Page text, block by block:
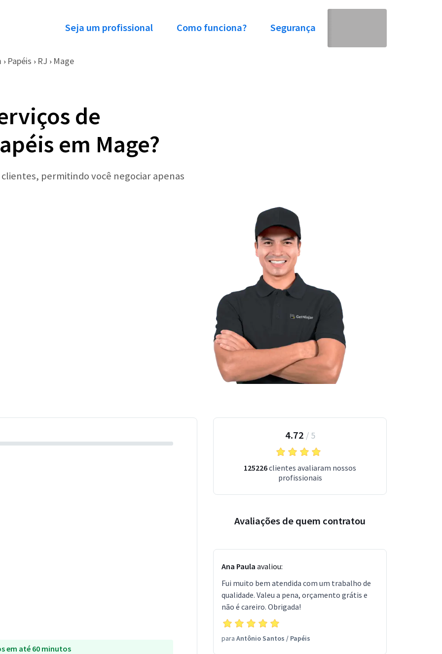
Seja um profissional Como funciona? Segurança
› Papéis › RJ › Mage
de
em Mage?
permitindo você negociar apenas
em até 60 minutos
4.72 / 5
125226clientes avaliaram nossos
profissionais
Avaliações de quem contratou
Ana Paula avaliou:
Fui muito bem atendida com um trabalho de
qualidade. Valeu a pena, orçamento grátis e
não é careiro. Obrigada!
para Antônio Santos / Papéis